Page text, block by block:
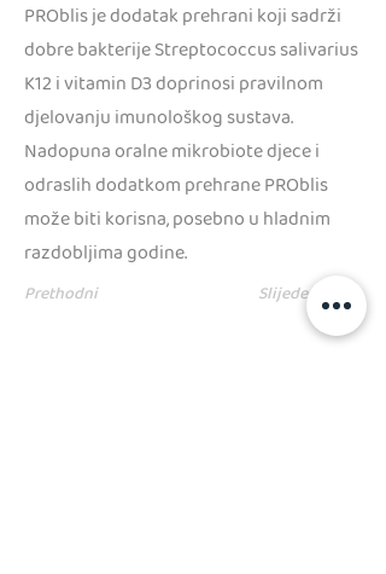
PROblis je dodatak prehrani koji sadrži
dobre bakterije Streptococcus salivarius
K12 i vitamin D3 doprinosi pravilnom
djelovanju imunološkog sustava.
Nadopuna oralne mikrobiote djece i
odraslih dodatkom prehrane PROblis
može biti korisna, posebno u hladnim
razdobljima godine.
Prethodni Slijedeći